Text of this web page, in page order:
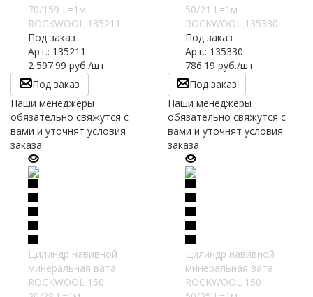
70/159 L=1м
ROCKWOOL 135211
Под заказ
Арт.: 135211
2 597.99 руб./шт
Под заказ
Наши менеджеры
обязательно свяжутся с
вами и уточнят условия
заказа
50/21 L=1м
ROCKWOOL 135330
Под заказ
Арт.: 135330
786.19 руб./шт
Под заказ
Наши менеджеры
обязательно свяжутся с
вами и уточнят условия
заказа
Цилиндр навивной
минеральная вата
ROCKWOOL 150
Цилиндр навивной
минеральная вата
ROCKWOOL 150